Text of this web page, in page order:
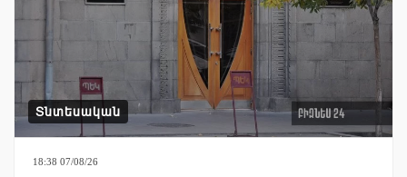
Տնտեսական
18:38 07/08/26